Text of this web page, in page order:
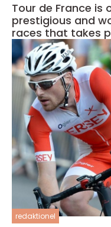
Tour de France is
prestigious and
races that takes
redaktionel